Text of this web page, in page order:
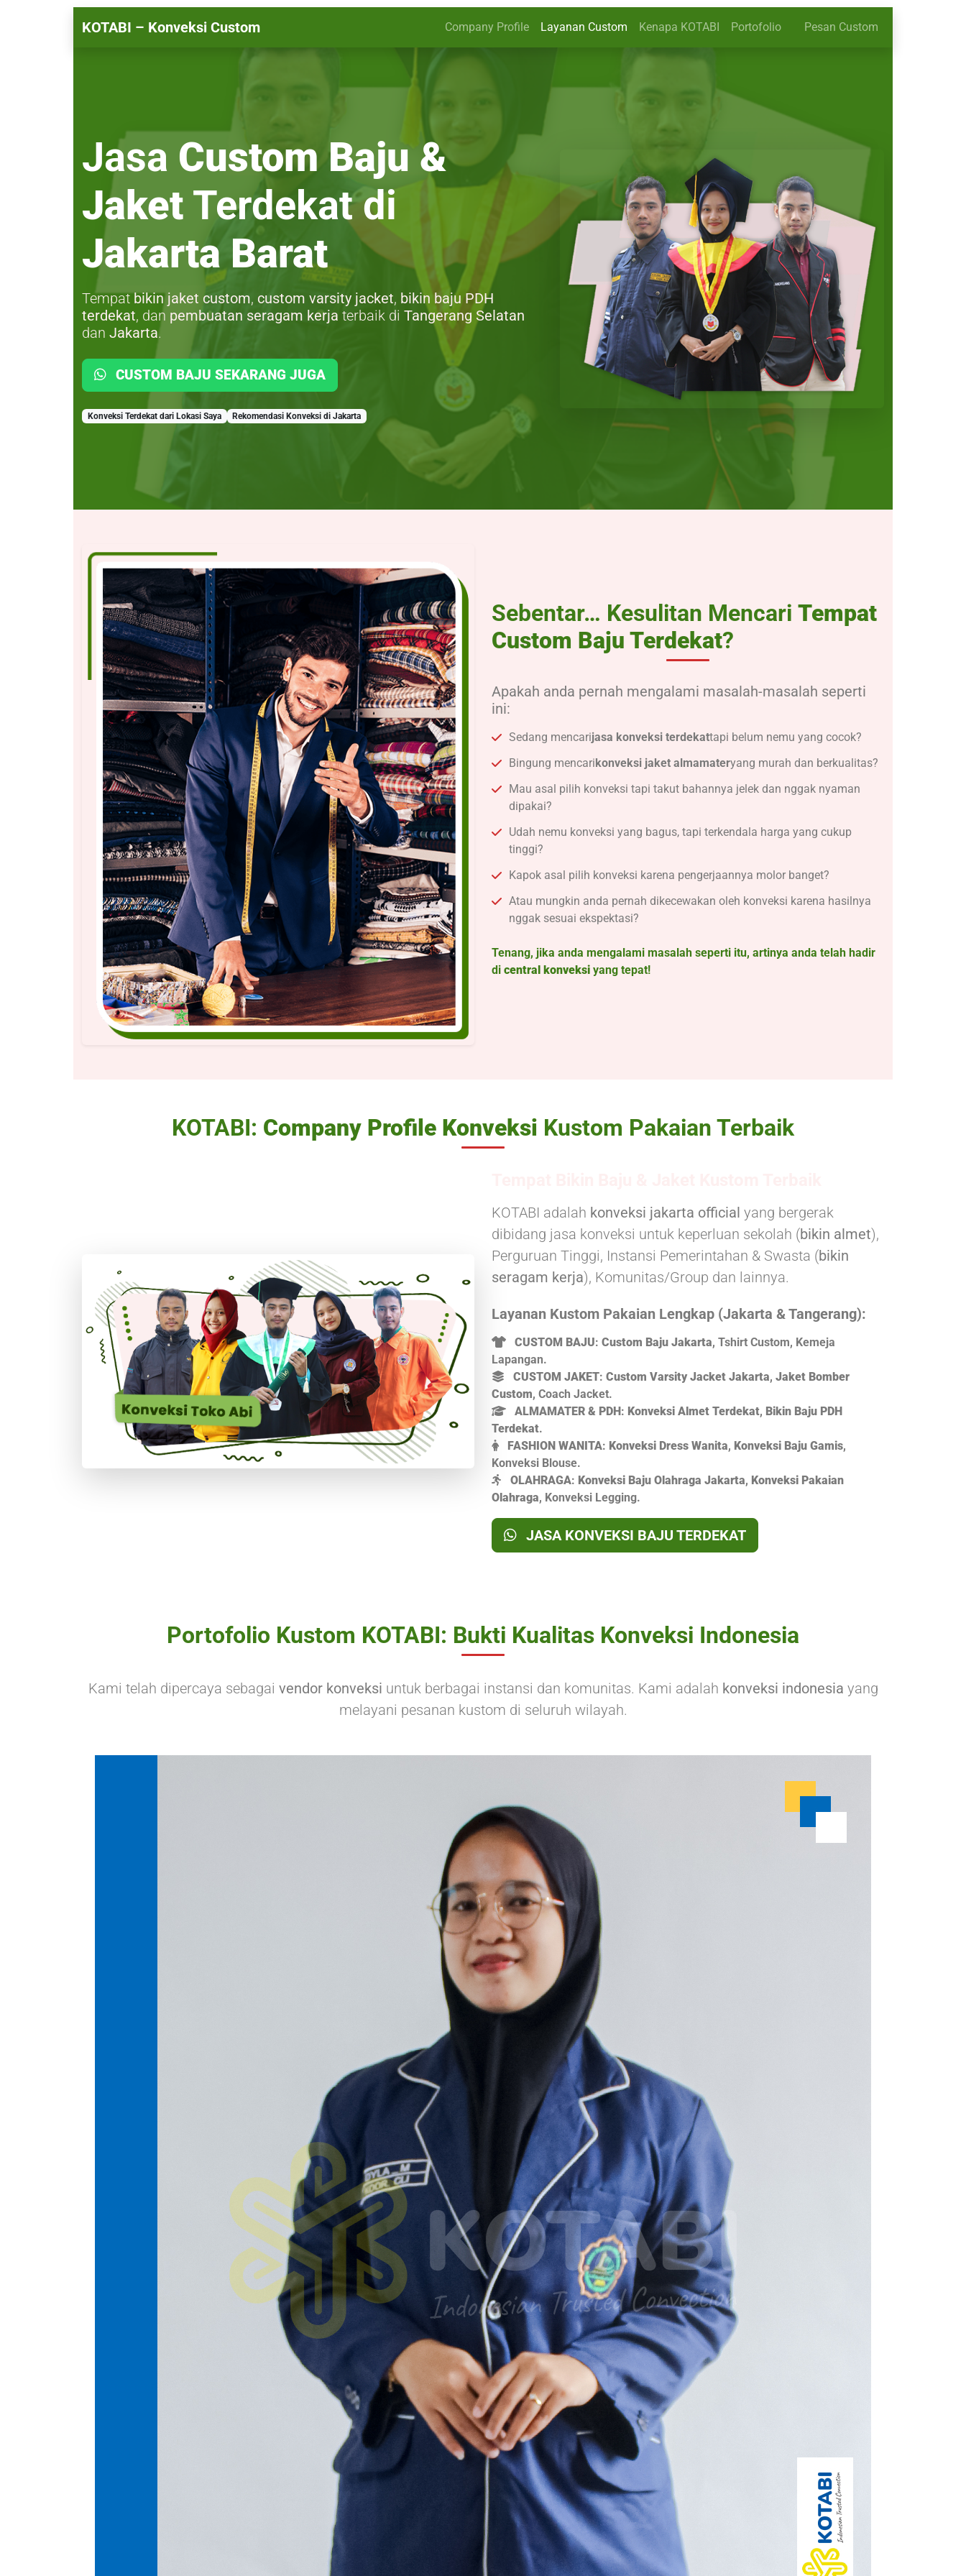
KOTABI – Konveksi Custom Company Profile Layanan Custom Kenapa KOTABI Portofolio Pesan Custom
Jasa Custom Baju &
Jaket Terdekat di
Jakarta Barat
Tempatbikin jaket custom, custom varsity jacket, bikin baju PDH
terdekat, dan pembuatan seragam kerja terbaik di Tangerang Selatan
dan Jakarta.
CUSTOM BAJU SEKARANG JUGA
Konveksi Terdekat dari Lokasi Saya Rekomendasi Konveksi di Jakarta
Sebentar… Kesulitan Mencari Tempat
Custom Baju Terdekat?
Apakah anda pernah mengalami masalah-masalah seperti
ini:
Sedang mencarijasa konveksi terdekattapi belum nemu yang cocok?
Bingung mencarikonveksi jaket almamateryang murah dan berkualitas?
Mau asal pilih konveksi tapi takut bahannya jelek dan nggak nyaman
dipakai?
Udah nemu konveksi yang bagus, tapi terkendala harga yang cukup
tinggi?
Kapok asal pilih konveksi karena pengerjaannya molor banget?
Atau mungkin anda pernah dikecewakan oleh konveksi karena hasilnya
nggak sesuai ekspektasi?
Tenang, jika anda mengalami masalah seperti itu, artinya anda telah hadir
di central konveksi yang tepat!
KOTABI: Company Profile Konveksi Kustom Pakaian Terbaik
KOTABI adalah konveksi jakarta official yang bergerak
dibidang jasa konveksi untuk keperluan sekolah (bikin almet),
Perguruan Tinggi, Instansi Pemerintahan & Swasta (bikin
seragam kerja), Komunitas/Group dan lainnya.
Layanan Kustom Pakaian Lengkap (Jakarta & Tangerang):
CUSTOM BAJU: Custom Baju Jakarta, Tshirt Custom, Kemeja
Lapangan.
CUSTOM JAKET: Custom Varsity Jacket Jakarta, Jaket Bomber
Custom, Coach Jacket.
ALMAMATER & PDH : Konveksi Almet Terdekat, Bikin Baju PDH
Terdekat.
FASHION WANITA: Konveksi Dress Wanita, Konveksi Baju Gamis,
Konveksi Blouse.
OLAHRAGA: Konveksi Baju Olahraga Jakarta, Konveksi Pakaian
Olahraga, Konveksi Legging.
JASA KONVEKSI BAJU TERDEKAT
Portofolio Kustom KOTABI: Bukti Kualitas Konveksi Indonesia
Kami telah dipercaya sebagai vendor konveksi untuk berbagai instansi dan komunitas. Kami adalah konveksi indonesia yang
melayani pesanan kustom di seluruh wilayah.